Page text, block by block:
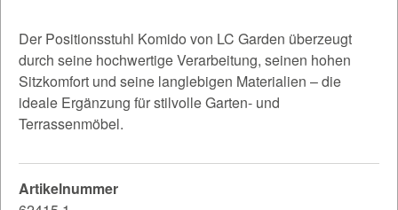
Der Positionsstuhl Komido von LC Garden überzeugt
durch seine hochwertige Verarbeitung, seinen hohen
Sitzkomfort und seine langlebigen Materialien – die
ideale Ergänzung für stilvolle Garten- und
Terrassenmöbel.
Artikelnummer